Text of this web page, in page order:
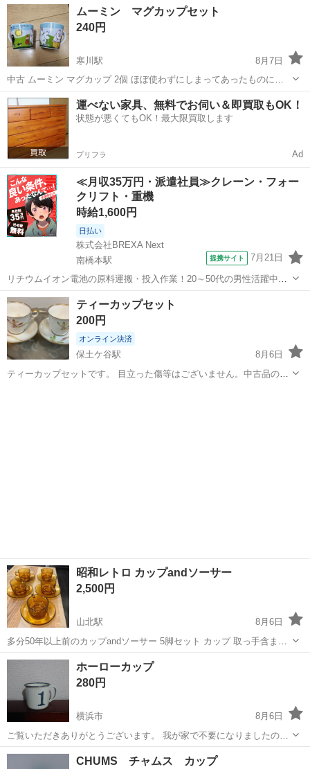
ねがいします。
神奈川 高座郡 食器 マグカップ
ムーミン マグカップセット
240円
寒川駅
8月7日
中古 ムーミン マグカップ 2個 ほぼ使わずにしまってあったものにな
ります。 小ぶりなマグカップです。 おまとめ歓迎します。お声かけ下
さい。 コメントのやり取りはきちんと最後までおねがいします。途中
から途切れるのはやめて...
神奈川 高座郡 寒川駅 食器 マグカップ
運べない家具、無料でお伺い＆即買取もOK！
状態が悪くてもOK！最大限買取します
プリフラ Ad
≪月収35万円・派遣社員≫クレーン・フォー
クリフト・重機
時給1,600円
日払い
株式会社BREXA Next
南橋本駅
提携サイト 7月21日
リチウムイオン電池の原料運搬・投入作業！20～50代の男性活躍中★
ワンルーム寮完備！赴任旅費会社負担！年間休日130日★フォークリフ
ト免許お持ちの方、活躍中！就業先食堂利用可★《神奈川県相模原
市》 人気の工場のお仕事 ◇電...
神奈川 相模原市 南橋本駅 その他
ティーカップセット
200円
オンライン決済
保土ケ谷駅
8月6日
ティーカップセットです。 目立った傷等はございません。中古品のた
昭和レトロ カップandソーサー
2,500円
山北駅
8月6日
多分50年以上前のカップandソーサー 5脚セット カップ 取っ手含まず
直径8cmちょい ソーサー 直径 15cm弱 (素人採寸につき多少の誤差は
るかもし...
神奈川 足柄上郡 食器
ホーローカップ
280円
横浜市
8月6日
ご覧いただきありがとうございます。 我が家で不要になりましたので
お譲り致します。 アンティークショップで購入しました。 飲み物を飲
むために使っていました。
神奈川 横浜市
CHUMS チャムス カップ